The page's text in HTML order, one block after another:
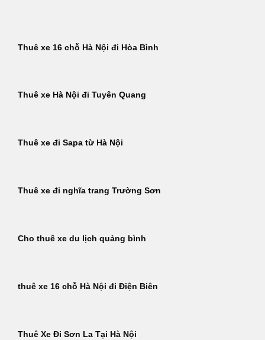
dungThuê xe 16 chỗ Hà Nội đi Hòa Bình
Thuê xe Hà Nội đi Tuyên Quang
Thuê xe đi Sapa từ Hà Nội
Thuê xe đi nghĩa trang Trường Sơn
Cho thuê xe du lịch quảng bình
thuê xe 16 chỗ Hà Nội đi Điện Biên
Thuê Xe Đi Sơn La Tại Hà Nội